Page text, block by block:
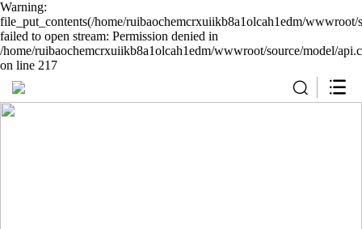
Warning:
file_put_contents(/home/ruibaochemcrxuiikb8a1olcah1edm/wwwroot/
failed to open stream: Permission denied in
/home/ruibaochemcrxuiikb8a1olcah1edm/wwwroot/source/model/
on line 217